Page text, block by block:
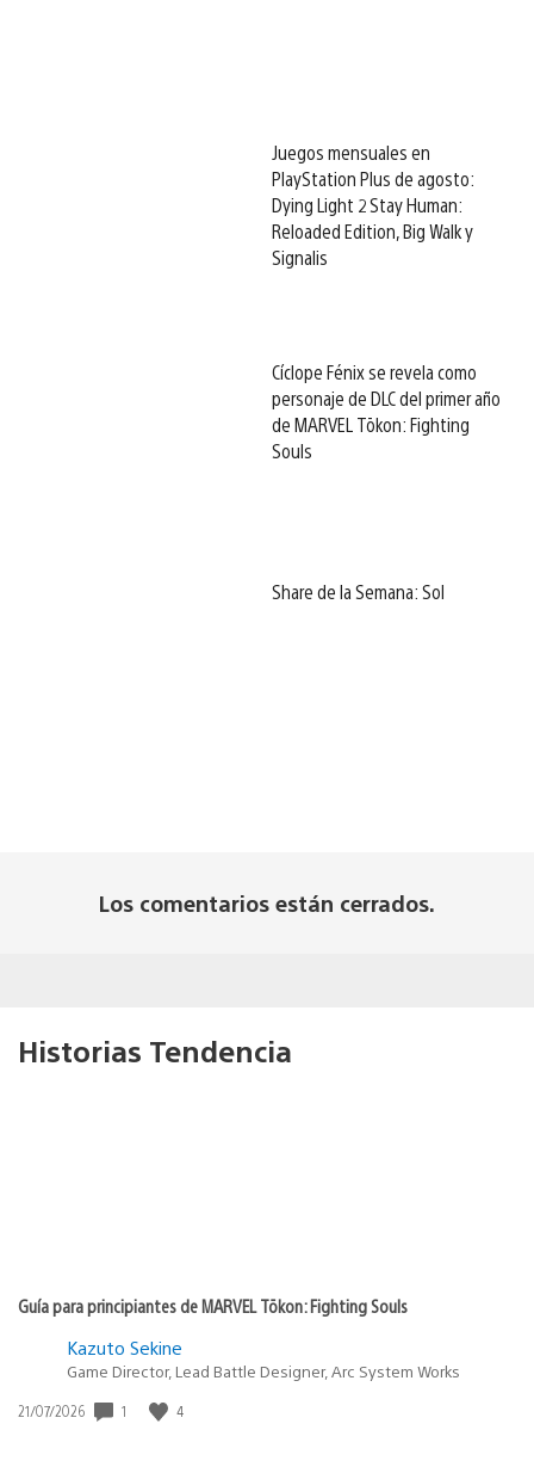
Juegos mensuales en
PlayStation Plus de agosto:
Dying Light 2 Stay Human:
Reloaded Edition, Big Walk y
Signalis
Cíclope Fénix se revela como
personaje de DLC del primer año
de MARVEL Tōkon: Fighting
Souls
Share de la Semana: Sol
Los comentarios están cerrados.
Historias Tendencia
Guía para principiantes de MARVEL Tōkon: Fighting Souls
Kazuto Sekine
Game Director, Lead Battle Designer, Arc System Works
Fecha
21/07/2026 1 4